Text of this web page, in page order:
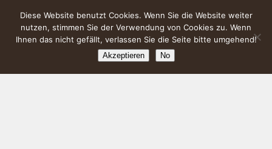
Diese Website benutzt Cookies. Wenn Sie die Website weiter
nutzen, stimmen Sie der Verwendung von Cookies zu. Wenn
Ihnen das nicht gefällt, verlassen Sie die Seite bitte umgehend!
Akzeptieren No